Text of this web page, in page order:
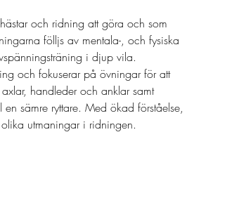
och ridning att göra och som
fölljs av mentala-, och fysiska
i djup vila.
och fokuserar på övningar för att
handleder och anklar samt
sämre ryttare. Med ökad förståelse,
utmaningar i ridningen.